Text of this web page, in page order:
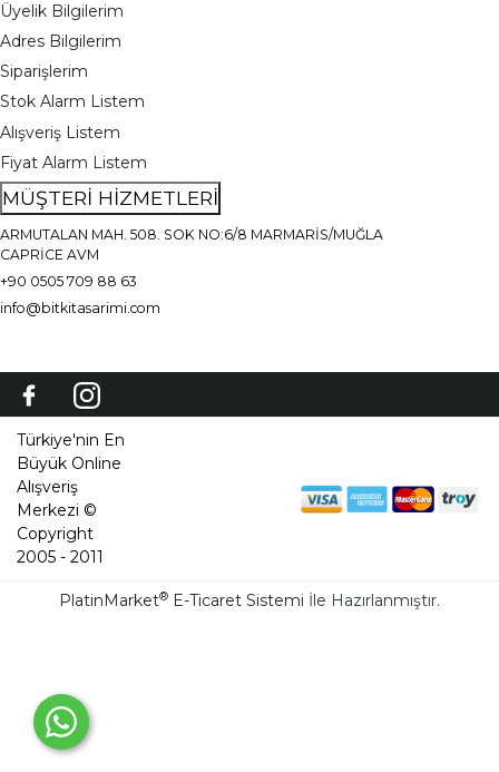
Üyelik Bilgilerim
Adres Bilgilerim
Siparişlerim
Stok Alarm Listem
Alışveriş Listem
Fiyat Alarm Listem
MÜŞTERİ HİZMETLERİ
ARMUTALAN MAH. 508. SOK NO:6/8 MARMARİS/MUĞLA
CAPRİCE AVM
+90 0505 709 88 63
info@bitkitasarimi.com
Türkiye'nin En
Büyük Online
Alışveriş
Merkezi ©
Copyright
2005 - 2011
PlatinMarket® E-Ticaret Sistemi İle Hazırlanmıştır.